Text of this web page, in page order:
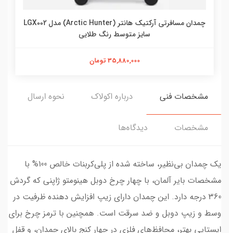
چمدان مسافرتی آرکتیک هانتر (Arctic Hunter) مدل LGX002
سایز متوسط رنگ طلایی
35,880,000 تومان
مشخصات فنی درباره اکولاک نحوه ارسال
مشخصات دیدگاه‌ها
یک چمدان بی‌نظیر، ساخته شده از پلی‌کربنات خالص 100% با
مشخصات بایر آلمان، با چهار چرخ دوبل هینومتو ژاپنی که گردش
360 درجه دارد. این چمدان دارای زیپ افزایش دهنده ظرفیت در
وسط و زیپ دوبل و ضد سرقت است. همچنین با ترمز چرخ برای
ایستایی بهتر، محافظ‌های فلزی در چهار کنج بالای چمدان، و قفل